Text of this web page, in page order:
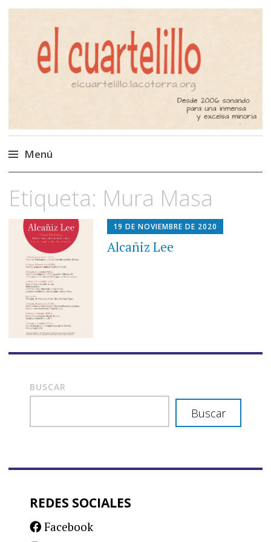
El Cuartelillo
Programa de radio de música
independiente. Podcast
Menú
al
contenido
Etiqueta: Mura Masa
19 DE NOVIEMBRE DE 2020
Alcañiz Lee
BUSCAR
Buscar
REDES SOCIALES
Facebook